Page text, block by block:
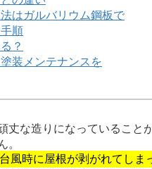
はガルバリウム鋼板で
順
？
装メンテナンスを
丈な造りになっていること
。
風時に屋根が剥がれてしま